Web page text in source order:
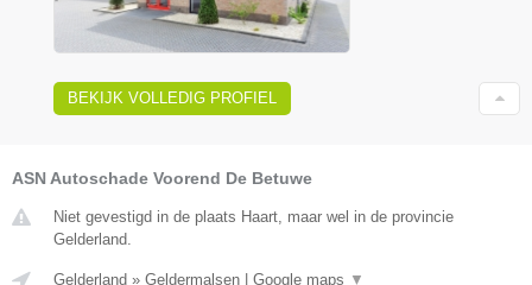
BEKIJK VOLLEDIG PROFIEL
ASN Autoschade Voorend De Betuwe
Niet gevestigd in de plaats Haart, maar wel in de provincie
Gelderland.
Gelderland » Geldermalsen Google maps ▼